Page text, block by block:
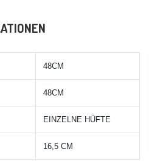
48CM
48CM
EINZELNE HÜFTE
16,5 CM